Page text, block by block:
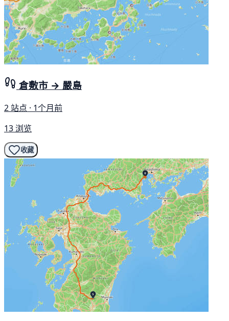
倉敷市 → 嚴島
2 站点 · 1个月前
13 浏览
收藏